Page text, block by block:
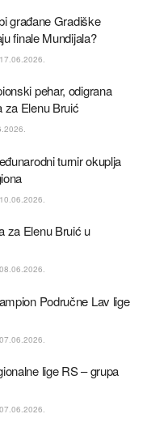
građane Gradiške
finale Mundijala?
17.06.2026.
pehar, odigrana
za Elenu Bruić
turnir okuplja
10.06.2026.
za Elenu Bruić u
08.06.2026.
Područne Lav lige
07.06.2026.
lige RS – grupa
07.06.2026.